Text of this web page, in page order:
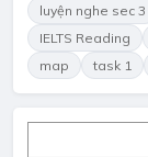
luyện nghe sec 3
IELTS Reading
map
task 1